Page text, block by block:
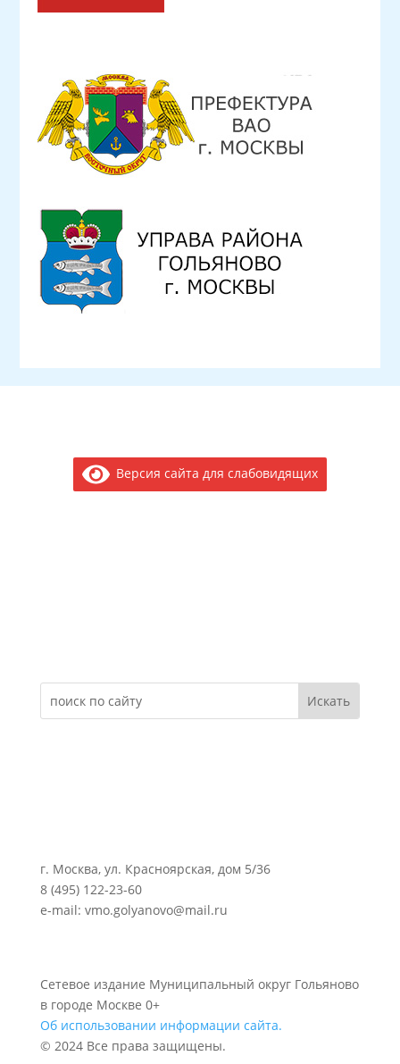
Версия сайта для слабовидящих
г. Москва, ул. Красноярская, дом 5/36
8 (495) 122-23-60
e-mail: vmo.golyanovo@mail.ru
Сетевое издание Муниципальный округ Гольяново
в городе Москве 0+
Об использовании информации сайта.
© 2024 Все права защищены.